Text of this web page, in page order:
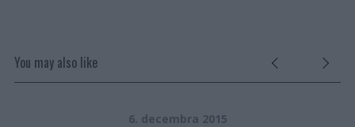
You may also like
6. decembra 2015